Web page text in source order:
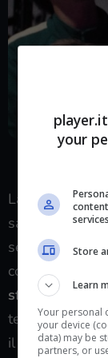
Squid Game 3
La piattaforma
sarà u
na
serie
concentrerà.
sfida finale tra
tentativi falliti
il pubblico si
your
Store
Learn
Your personal
your device
data) may be
partners, or